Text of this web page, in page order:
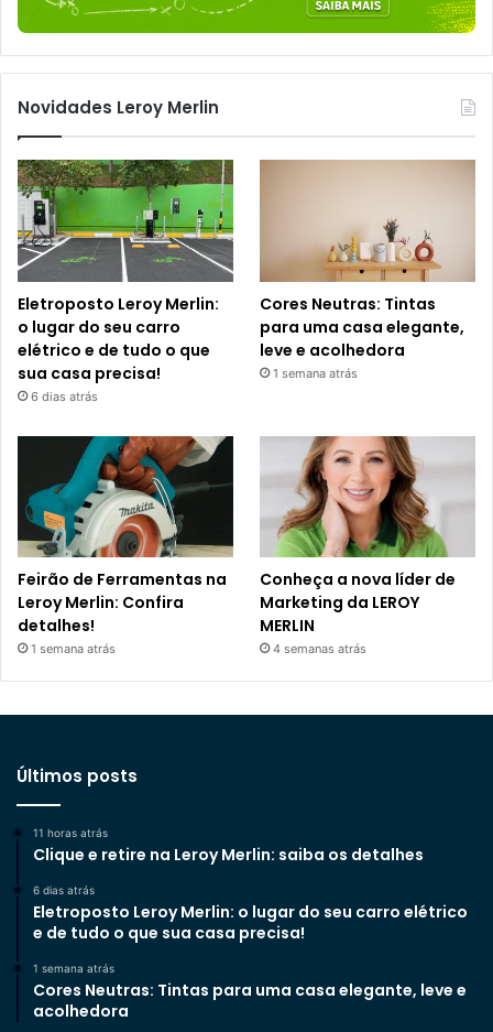
Novidades Leroy Merlin
Eletroposto Leroy Merlin:
o lugar do seu carro
elétrico e de tudo o que
sua casa precisa!
6 dias atrás
Cores Neutras: Tintas
para uma casa elegante,
leve e acolhedora
1 semana atrás
Feirão de Ferramentas na
Leroy Merlin: Confira
detalhes!
1 semana atrás
Conheça a nova líder de
Marketing da LEROY
MERLIN
4 semanas atrás
Últimos posts
11 horas atrás
Clique e retire na Leroy Merlin: saiba os detalhes
6 dias atrás
Eletroposto Leroy Merlin: o lugar do seu carro elétrico
e de tudo o que sua casa precisa!
1 semana atrás
Cores Neutras: Tintas para uma casa elegante, leve e
acolhedora